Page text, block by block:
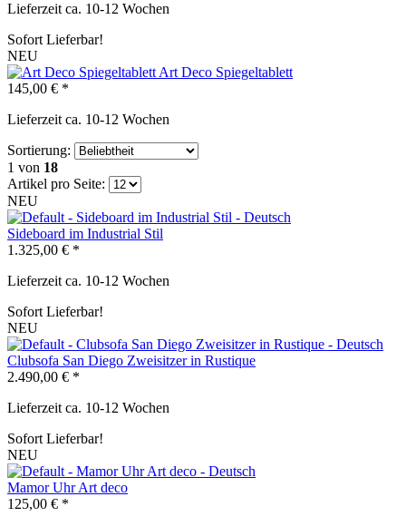
Lieferzeit ca. 10-12 Wochen
Sofort Lieferbar!
NEU
Art Deco Spiegeltablett
145,00 € *
Lieferzeit ca. 10-12 Wochen
Sortierung:
1 von 18
Artikel pro Seite:
NEU
Sideboard im Industrial Stil
1.325,00 € *
Lieferzeit ca. 10-12 Wochen
Sofort Lieferbar!
NEU
Clubsofa San Diego Zweisitzer in Rustique
2.490,00 € *
Lieferzeit ca. 10-12 Wochen
Sofort Lieferbar!
NEU
Mamor Uhr Art deco
125,00 € *